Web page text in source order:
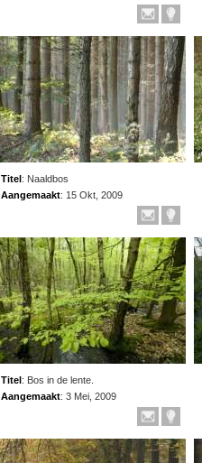
Titel: Naaldbos
Aangemaakt: 15 Okt, 2009
Titel: Bos in de lente.
Aangemaakt: 3 Mei, 2009